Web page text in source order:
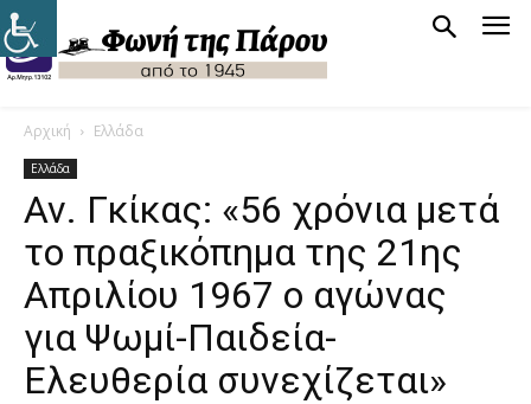
Αρχική Ελλάδα
Ελλάδα
Αν. Γκίκας: «56 χρόνια μετά
το πραξικόπημα της 21ης
Απριλίου 1967 ο αγώνας
για Ψωμί-Παιδεία-
Ελευθερία συνεχίζεται»